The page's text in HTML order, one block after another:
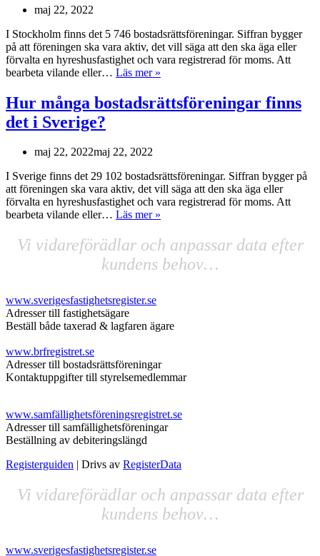
maj 22, 2022
I Stockholm finns det 5 746 bostadsrättsföreningar. Siffran bygger
på att föreningen ska vara aktiv, det vill säga att den ska äga eller
förvalta en hyreshusfastighet och vara registrerad för moms. Att
bearbeta vilande eller… Läs mer »
Hur många bostadsrättsföreningar finns
det i Sverige?
maj 22, 2022maj 22, 2022
I Sverige finns det 29 102 bostadsrättsföreningar. Siffran bygger på
att föreningen ska vara aktiv, det vill säga att den ska äga eller
förvalta en hyreshusfastighet och vara registrerad för moms. Att
bearbeta vilande eller… Läs mer »
Vi vidareförädlar och anpassar data efter
kundens behov…
www.sverigesfastighetsregister.se
Adresser till fastighetsägare
Beställ både taxerad & lagfaren ägare
www.brfregistret.se
Adresser till bostadsrättsföreningar
Kontaktuppgifter till styrelsemedlemmar
www.samfällighetsföreningsregistret.se
Adresser till samfällighetsföreningar
Beställning av debiteringslängd
Registerguiden | Drivs av RegisterData
Vi vidareförädlar och anpassar data efter
kundens behov…
www.sverigesfastighetsregister.se